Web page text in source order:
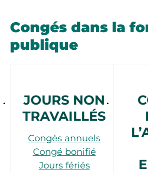
Congés dans la
publique
JOURS NON
TRAVAILLÉS
Congés annuels
Congé bonifié
Jours fériés